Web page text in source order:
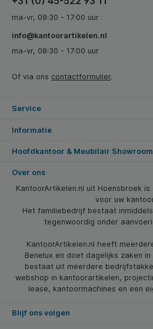
ma-vr, 08:30 - 17:00 uur
info@kantoorartikelen.nl
ma-vr, 08:30 - 17:00 uur
Of via ons contactformulier.
Service
Informatie
Hoofdkantoor & Meubilair Showroom
Over ons
KantoorArtikelen.nl uit Hoensbroek
voor uw
Het familiebedrijf bestaat
tegenwoordig onder
KantoorArtikelen.nl heeft
Benelux en doet dagelijks zaken
bestaat uit meerdere
webshop in kantoorartikelen,
lease, kantoormachines en een
Blijf ons volgen